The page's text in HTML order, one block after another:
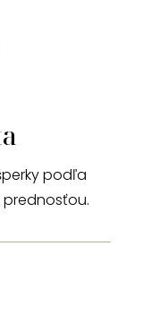
podľa
prednosťou.